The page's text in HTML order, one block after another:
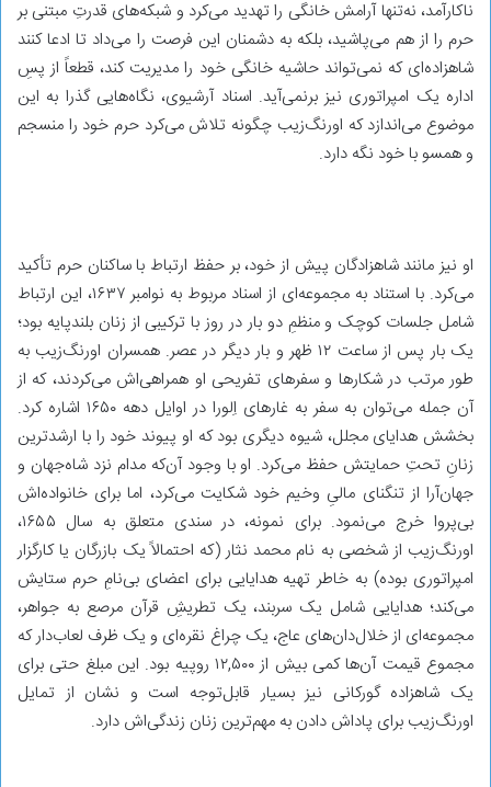
ناکارآمد، نه‌تنها آرامش خانگی را تهدید می‌کرد و شبکه‌های قدرتِ مبتنی بر
حرم را از هم می‌پاشید، بلکه به دشمنان این فرصت را می‌داد تا ادعا کنند
شاهزاده‌ای که نمی‌تواند حاشیه‌ خانگی خود را مدیریت کند، قطعاً از پسِ
اداره‌ یک امپراتوری نیز برنمی‌آید. اسناد آرشیوی، نگاه‌هایی گذرا به این
موضوع می‌اندازد که اورنگ‌زیب چگونه تلاش می‌کرد حرم خود را منسجم
و همسو با خود نگه دارد.
او نیز مانند شاهزادگان پیش از خود، بر حفظ ارتباط با ساکنان حرم تأکید
می‌کرد. با استناد به مجموعه‌ای از اسناد مربوط به نوامبر ۱۶۳۷، این ارتباط
شامل جلسات کوچک و منظمِ دو بار در روز با ترکیبی از زنان بلندپایه بود؛
یک بار پس از ساعت ۱۲ ظهر و بار دیگر در عصر. همسران اورنگ‌زیب به‌
طور مرتب در شکارها و سفرهای تفریحی او همراهی‌اش می‌کردند، که از
آن جمله می‌توان به سفر به غارهای اِلورا در اوایل دهه‌ ۱۶۵۰ اشاره کرد.
بخشش هدایای مجلل، شیوه‌ دیگری بود که او پیوند خود را با ارشدترین
زنانِ تحتِ حمایتش حفظ می‌کرد. او با وجود آن‌که مدام نزد شاه‌جهان و
جهان‌آرا از تنگنای مالیِ وخیم خود شکایت می‌کرد، اما برای خانواده‌اش
بی‌پروا خرج می‌نمود. برای نمونه، در سندی متعلق به سال ۱۶۵۵،
اورنگ‌زیب از شخصی به نام محمد نثار (که احتمالاً یک بازرگان یا کارگزار
امپراتوری بوده) به خاطر تهیه هدایایی برای اعضای بی‌نامِ حرم ستایش
می‌کند؛ هدایایی شامل یک سربند، یک تطریشِ قرآن مرصع به جواهر،
مجموعه‌ای از خلال‌دان‌های عاج، یک چراغ نقره‌ای و یک ظرف لعاب‌دار که
مجموع قیمت آن‌ها کمی بیش از ۱۲,۵۰۰ روپیه بود. این مبلغ حتی برای
یک شاهزاده‌ گورکانی نیز بسیار قابل‌توجه است و نشان از تمایل
اورنگ‌زیب برای پاداش دادن به مهم‌ترین زنان زندگی‌اش دارد.